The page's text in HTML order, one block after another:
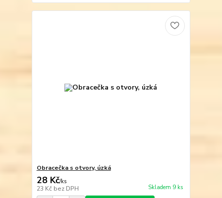
Obracečka s otvory, úzká
28 Kč/ks
23 Kč bez DPH Skladem 9 ks